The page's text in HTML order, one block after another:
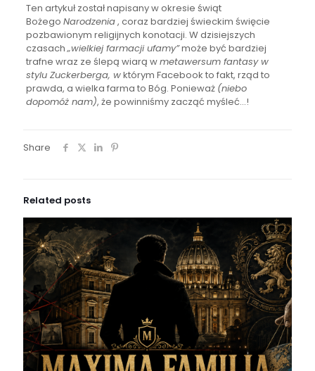
Ten artykuł został napisany w okresie świąt
Bożego Narodzenia, coraz bardziej świeckim święcie
pozbawionym religijnych konotacji. W dzisiejszych
czasach„wielkiej farmacji ufamy”może być bardziej
trafne wraz ze ślepą wiarą wmetawersum fantasy w
stylu Zuckerberga, wktórym Facebook to fakt, rząd to
prawda, a wielka farma to Bóg. Ponieważ (niebo
dopomóż nam), że powinniśmy zacząć myśleć…!
Share
Related posts